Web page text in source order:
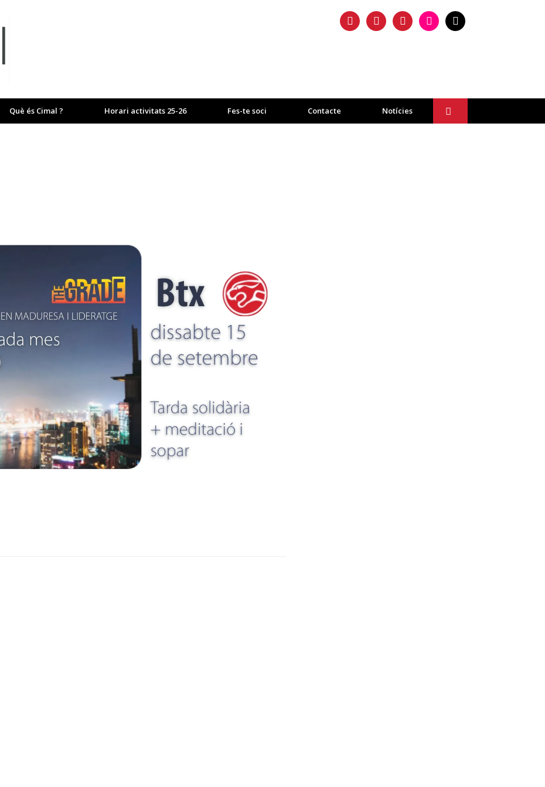
facebooktwitter instagramflickr mail
Què és Cimal ? Horari activitats 25-26 Fes-te soci Contacte Notícies